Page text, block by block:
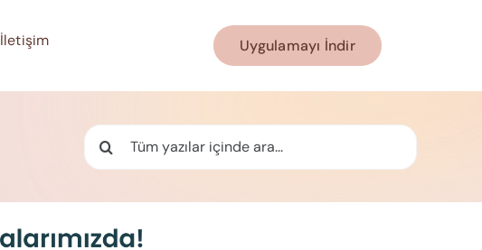
İletişim Uygulamayı İndir
Ara: